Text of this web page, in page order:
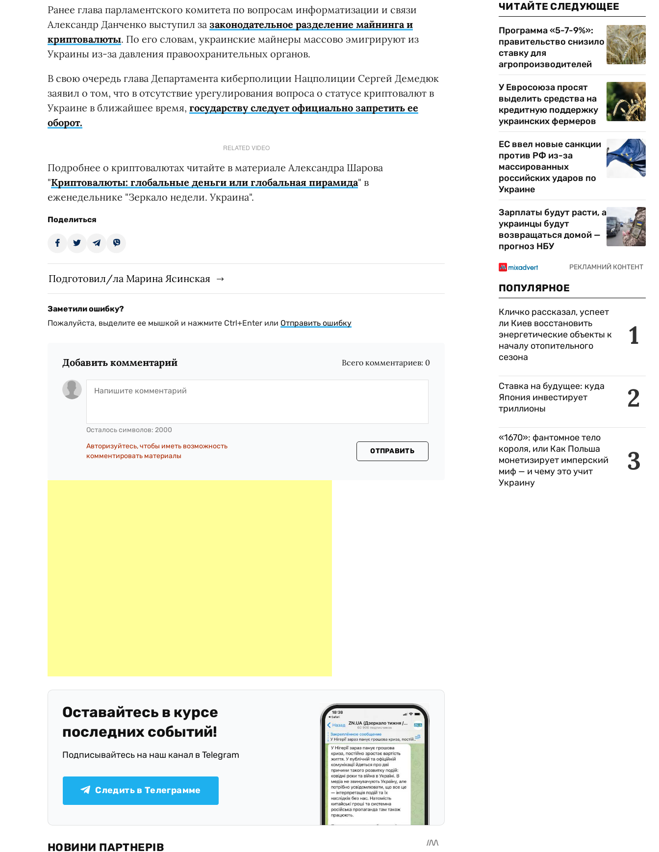
Ранее глава парламентского комитета по вопросам информатизации и связи
Александр Данченко выступил за законодательное разделение майнинга и
криптовалюты. По его словам, украинские майнеры массово эмигрируют из
Украины из-за давления правоохранительных органов.
В свою очередь глава Департамента киберполиции Нацполиции Сергей Демедюк
заявил о том, что в отсутствие урегулирования вопроса о статусе криптовалют в
Украине в ближайшее время, государству следует официально запретить ее
оборот.
RELATED VIDEO
Подробнее о криптовалютах читайте в материале Александра Шарова
"Криптовалюты: глобальные деньги или глобальная пирамида" в
еженедельнике "Зеркало недели. Украина".
Поделиться
Подготовил/ла Марина Ясинская
Заметили ошибку?
Пожалуйста, выделите ее мышкой и нажмите Ctrl+Enter или Отправить ошибку
Добавить комментарий Всего комментариев: 0
Осталось символов: 2000
Авторизуйтесь, чтобы иметь возможность
комментировать материалы
ОТПРАВИТЬ
Оставайтесь в курсе
последних событий!
Подписывайтесь на наш канал в Telegram
Следить в Телеграмме
ЧИТАЙТЕ СЛЕДУЮЩЕЕ
Программа «5-7-9%»:
правительство снизило
ставку для
агропроизводителей
У Евросоюза просят
выделить средства на
кредитную поддержку
украинских фермеров
ЕС ввел новые санкции
против РФ из-за
массированных
российских ударов по
Украине
Зарплаты будут расти, а
украинцы будут
возвращаться домой —
прогноз НБУ
ПОПУЛЯРНОЕ
1
Кличко рассказал, успеет
ли Киев восстановить
энергетические объекты к
началу отопительного
сезона
2
Ставка на будущее: куда
Япония инвестирует
триллионы
3
«1670»: фантомное тело
короля, или Как Польша
монетизирует имперский
миф — и чему это учит
Украину